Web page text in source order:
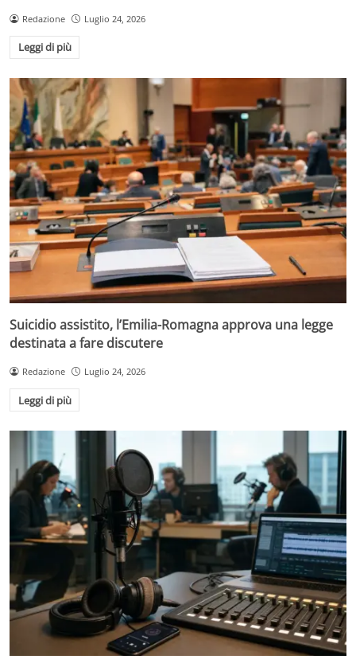
Redazione Luglio 24, 2026
Leggi di più
Suicidio assistito, l’Emilia-Romagna approva una legge
destinata a fare discutere
Redazione Luglio 24, 2026
Leggi di più